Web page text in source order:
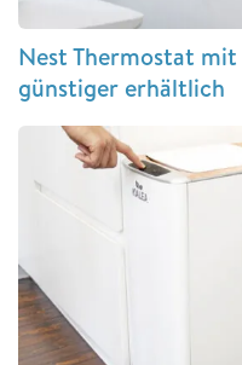
Nest Thermostat mit
günstiger erhältlich